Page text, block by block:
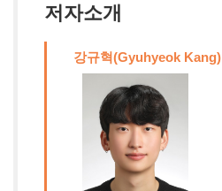
저자소개
강규혁(Gyuhyeok Kang)